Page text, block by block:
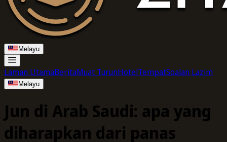
Melayu
Laman UtamaBeritaMuat TurunHotelTempatSoalan Lazim
Melayu
Jun di Arab Saudi: apa yang
diharapkan dari panas